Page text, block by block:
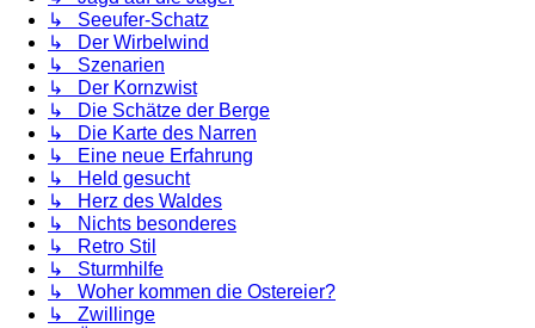
↳ Seeufer-Schatz
↳ Der Wirbelwind
↳ Szenarien
↳ Der Kornzwist
↳ Die Schätze der Berge
↳ Die Karte des Narren
↳ Eine neue Erfahrung
↳ Held gesucht
↳ Herz des Waldes
↳ Nichts besonderes
↳ Retro Stil
↳ Sturmhilfe
↳ Woher kommen die Ostereier?
↳ Zwillinge